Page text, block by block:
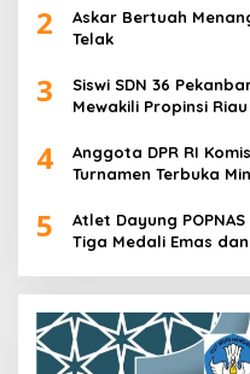
2
Askar Bertuah
Telak
3
Siswi SDN 36
Mewakili Propinsi
4
Anggota DPR RI
Turnamen Terbuka
5
Atlet Dayung
Tiga Medali Emas